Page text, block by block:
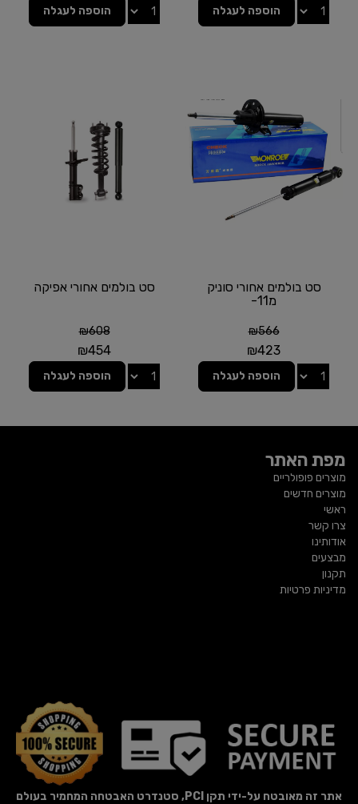
הוספה לעגלה הוספה לעגלה
סט בולמים אחורי סוניק
מ11-
₪566
₪423
הוספה לעגלה
סט בולמים אחורי אפיקה
₪608
₪454
הוספה לעגלה
מפת האתר
מוצרים פופולריים
מוצרים חדשים
ראשי
צרו קשר
אודותינו
מבצעים
תקנון
מדיניות פרטיות
אתר זה מאובטח על-ידי תקן PCI, סטנדרט האבטחה המחמיר בעולם